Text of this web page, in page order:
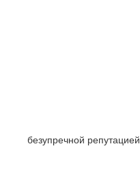
безупречной репутацией